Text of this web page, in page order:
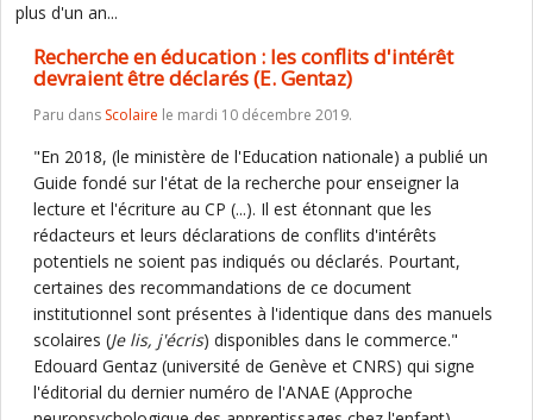
plus d'un an...
Recherche en éducation : les conflits d'intérêt
devraient être déclarés (E. Gentaz)
Paru dans Scolaire le mardi 10 décembre 2019.
"En 2018, (le ministère de l'Education nationale) a publié un
Guide fondé sur l'état de la recherche pour enseigner la
lecture et l'écriture au CP (...). Il est étonnant que les
rédacteurs et leurs déclarations de conflits d'intérêts
potentiels ne soient pas indiqués ou déclarés. Pourtant,
certaines des recommandations de ce document
institutionnel sont présentes à l'identique dans des manuels
scolaires (Je lis, j'écris) disponibles dans le commerce."
Edouard Gentaz (université de Genève et CNRS) qui signe
l'éditorial du dernier numéro de l'ANAE (Approche